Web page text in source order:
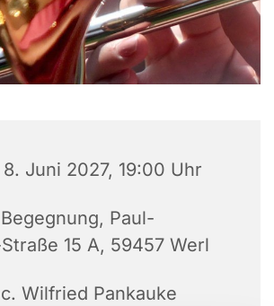
Juni 2027, 19:00 Uhr
Paul-
15 A, 59457 Werl
Wilfried Pankauke